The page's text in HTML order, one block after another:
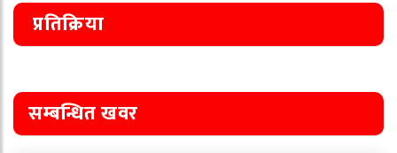
प्रतिक्रिया
सम्बन्धित खवर